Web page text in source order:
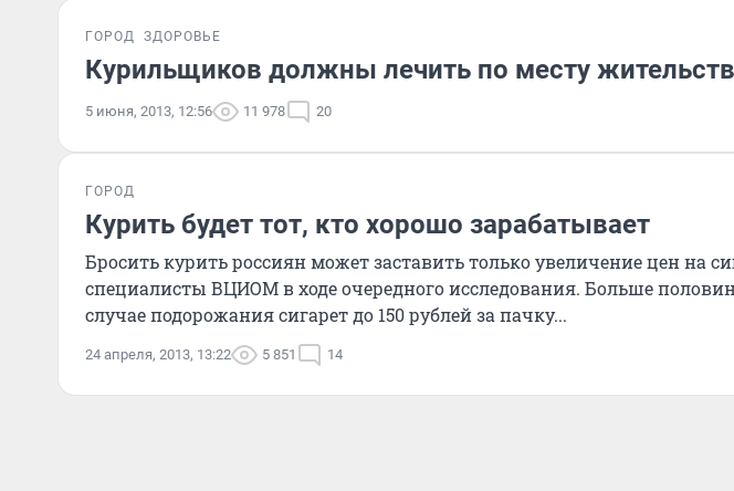
ГОРОД ЗДОРОВЬЕ
Курильщиков должны лечить по месту
5 июня, 2013, 12:56 11 978 20
ГОРОД
Курить будет тот, кто хорошо зарабатывает
Бросить курить россиян может заставить только увеличение цен на
специалисты ВЦИОМ в ходе очередного исследования. Больше
случае подорожания сигарет до 150 рублей за пачку...
24 апреля, 2013, 13:22 5 851 14